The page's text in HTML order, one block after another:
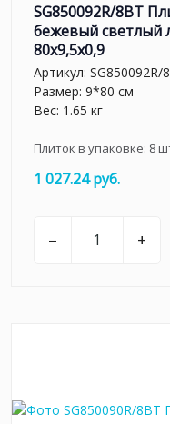
SG850092R/8BT
бежевый светлый
80x9,5x0,9
Артикул: SG850092R/
Размер: 9*80 см
Вес: 1.65 кг
Плиток в упаковке: 8
1 027.24 руб.
– +